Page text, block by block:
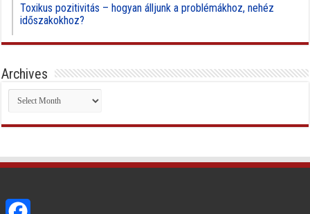
Toxikus pozitivitás – hogyan álljunk a problémákhoz, nehéz
időszakokhoz?
Archives
Archives